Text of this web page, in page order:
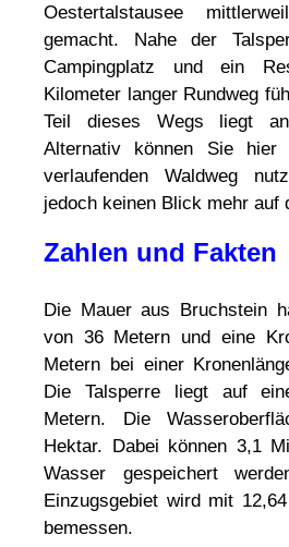
Oestertalstausee
gemacht. Nahe der
Campingplatz und ein
Kilometer langer Rundweg
Teil dieses Wegs liegt
Alternativ können Sie hier
verlaufenden Waldweg
jedoch keinen Blick mehr auf
Zahlen und Fakten
Die Mauer aus Bruchstein
von 36 Metern und eine
Metern bei einer
Die Talsperre liegt auf
Metern. Die
Hektar. Dabei können 3,1
Wasser gespeichert
Einzugsgebiet wird mit
bemessen.